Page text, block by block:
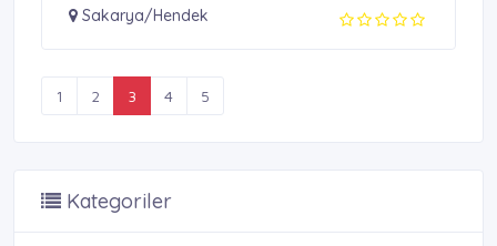
Sakarya/Hendek
1 2 3 4 5
Kategoriler